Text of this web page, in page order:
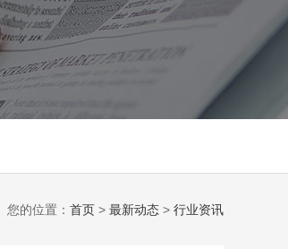
您的位置： 首页 > 最新动态 > 行业资讯